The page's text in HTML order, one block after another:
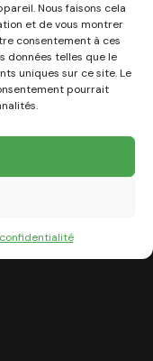
Nous faisons cela
et de vous montrer
consentement à ces
données telles que le
uniques sur ce site. Le
pourrait